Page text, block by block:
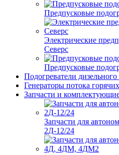
Предпусковые
Электрические
Северс
Предпусковые
Подогреватели дизельного
Генераторы потока
Запчасти и
Запчасти для
2Д-12/24